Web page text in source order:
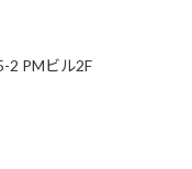
2 PMビル2F